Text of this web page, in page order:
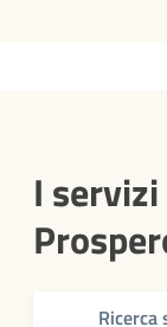
I